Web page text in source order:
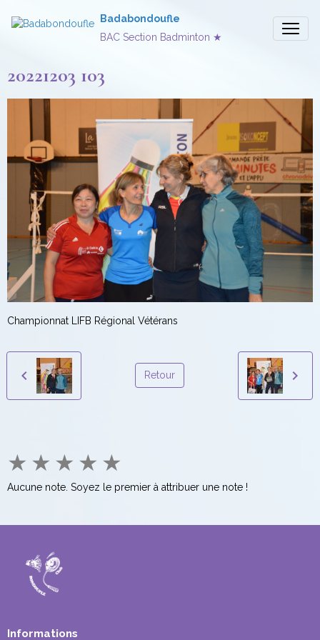
Badabondoufle
BAC Section Badminton ★
20221203 103
Championnat LIFB Régional Vétérans
Retour
★ ★ ★ ★ ★
Aucune note. Soyez le premier à attribuer une note !
Informations